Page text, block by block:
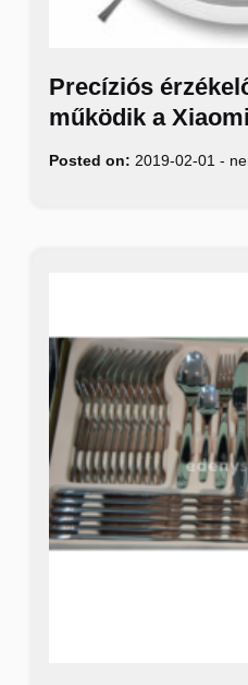
Precíziós
működik a
Posted on: 2019-02-01 -